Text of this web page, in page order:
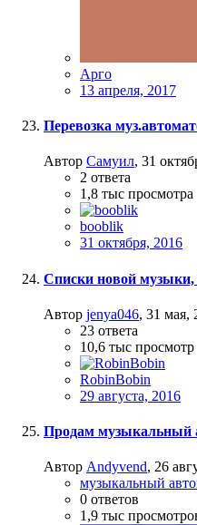
Арго
13 апреля, 2017
Перевозка
Автор Самуил, 31
2 ответа
1,8 тыс просмотра
booblik
31 октября, 2016
Списки новой
Автор jenya046, 31 мая,
23 ответа
10,6 тыс просмотр
RobinBobin
29 августа, 2016
Продам музыкальный
Автор Andyvend, 26
музыкальный
0 ответов
1,9 тыс